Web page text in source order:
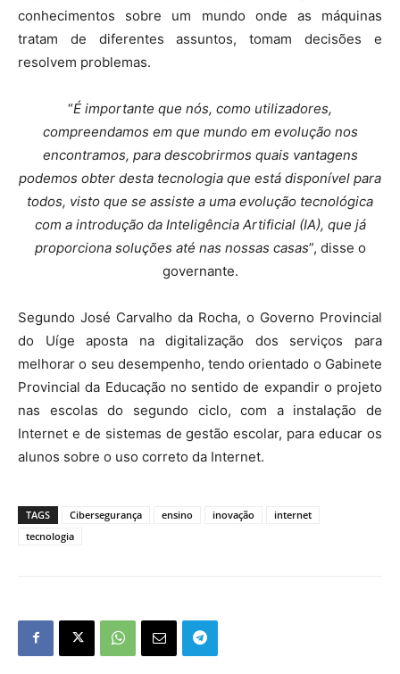
conhecimentos sobre um mundo onde as máquinas
tratam de diferentes assuntos, tomam decisões e
resolvem problemas.
“É importante que nós, como utilizadores,
compreendamos em que mundo em evolução nos
encontramos, para descobrirmos quais vantagens
podemos obter desta tecnologia que está disponível para
todos, visto que se assiste a uma evolução tecnológica
com a introdução da Inteligência Artificial (IA), que já
proporciona soluções até nas nossas casas”, disse o
governante.
Segundo José Carvalho da Rocha, o Governo Provincial
do Uíge aposta na digitalização dos serviços para
melhorar o seu desempenho, tendo orientado o Gabinete
Provincial da Educação no sentido de expandir o projeto
nas escolas do segundo ciclo, com a instalação de
Internet e de sistemas de gestão escolar, para educar os
alunos sobre o uso correto da Internet.
TAGS Cibersegurança ensino inovação
internet
tecnologia